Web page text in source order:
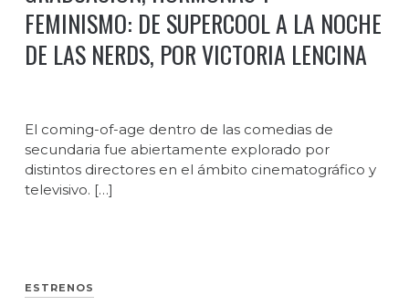
FEMINISMO: DE SUPERCOOL A LA NOCHE
DE LAS NERDS, POR VICTORIA LENCINA
El coming-of-age dentro de las comedias de
secundaria fue abiertamente explorado por
distintos directores en el ámbito cinematográfico y
televisivo. […]
ESTRENOS